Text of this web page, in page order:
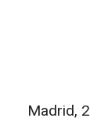
Madrid,